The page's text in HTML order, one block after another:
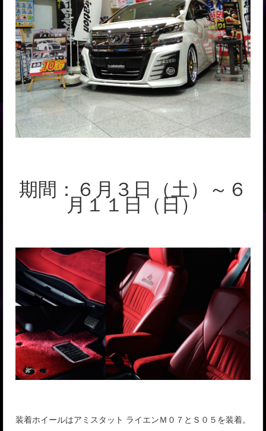
期間：６月３日（土）～６
月１１日（日）
装着ホイールはアミスタット ライエンＭ０７とＳ０５を装着。